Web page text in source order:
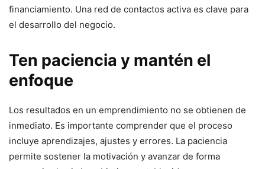
financiamiento. Una red de contactos activa es clave para
el desarrollo del negocio.
Ten paciencia y mantén el
enfoque
Los resultados en un emprendimiento no se obtienen de
inmediato. Es importante comprender que el proceso
incluye aprendizajes, ajustes y errores. La paciencia
permite sostener la motivación y avanzar de forma